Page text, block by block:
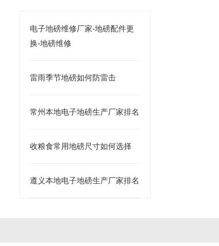
电子地磅维修厂家-地磅配件更
换-地磅维修
雷雨季节地磅如何防雷击
常州本地电子地磅生产厂家排名
收粮食常用地磅尺寸如何选择
遵义本地电子地磅生产厂家排名